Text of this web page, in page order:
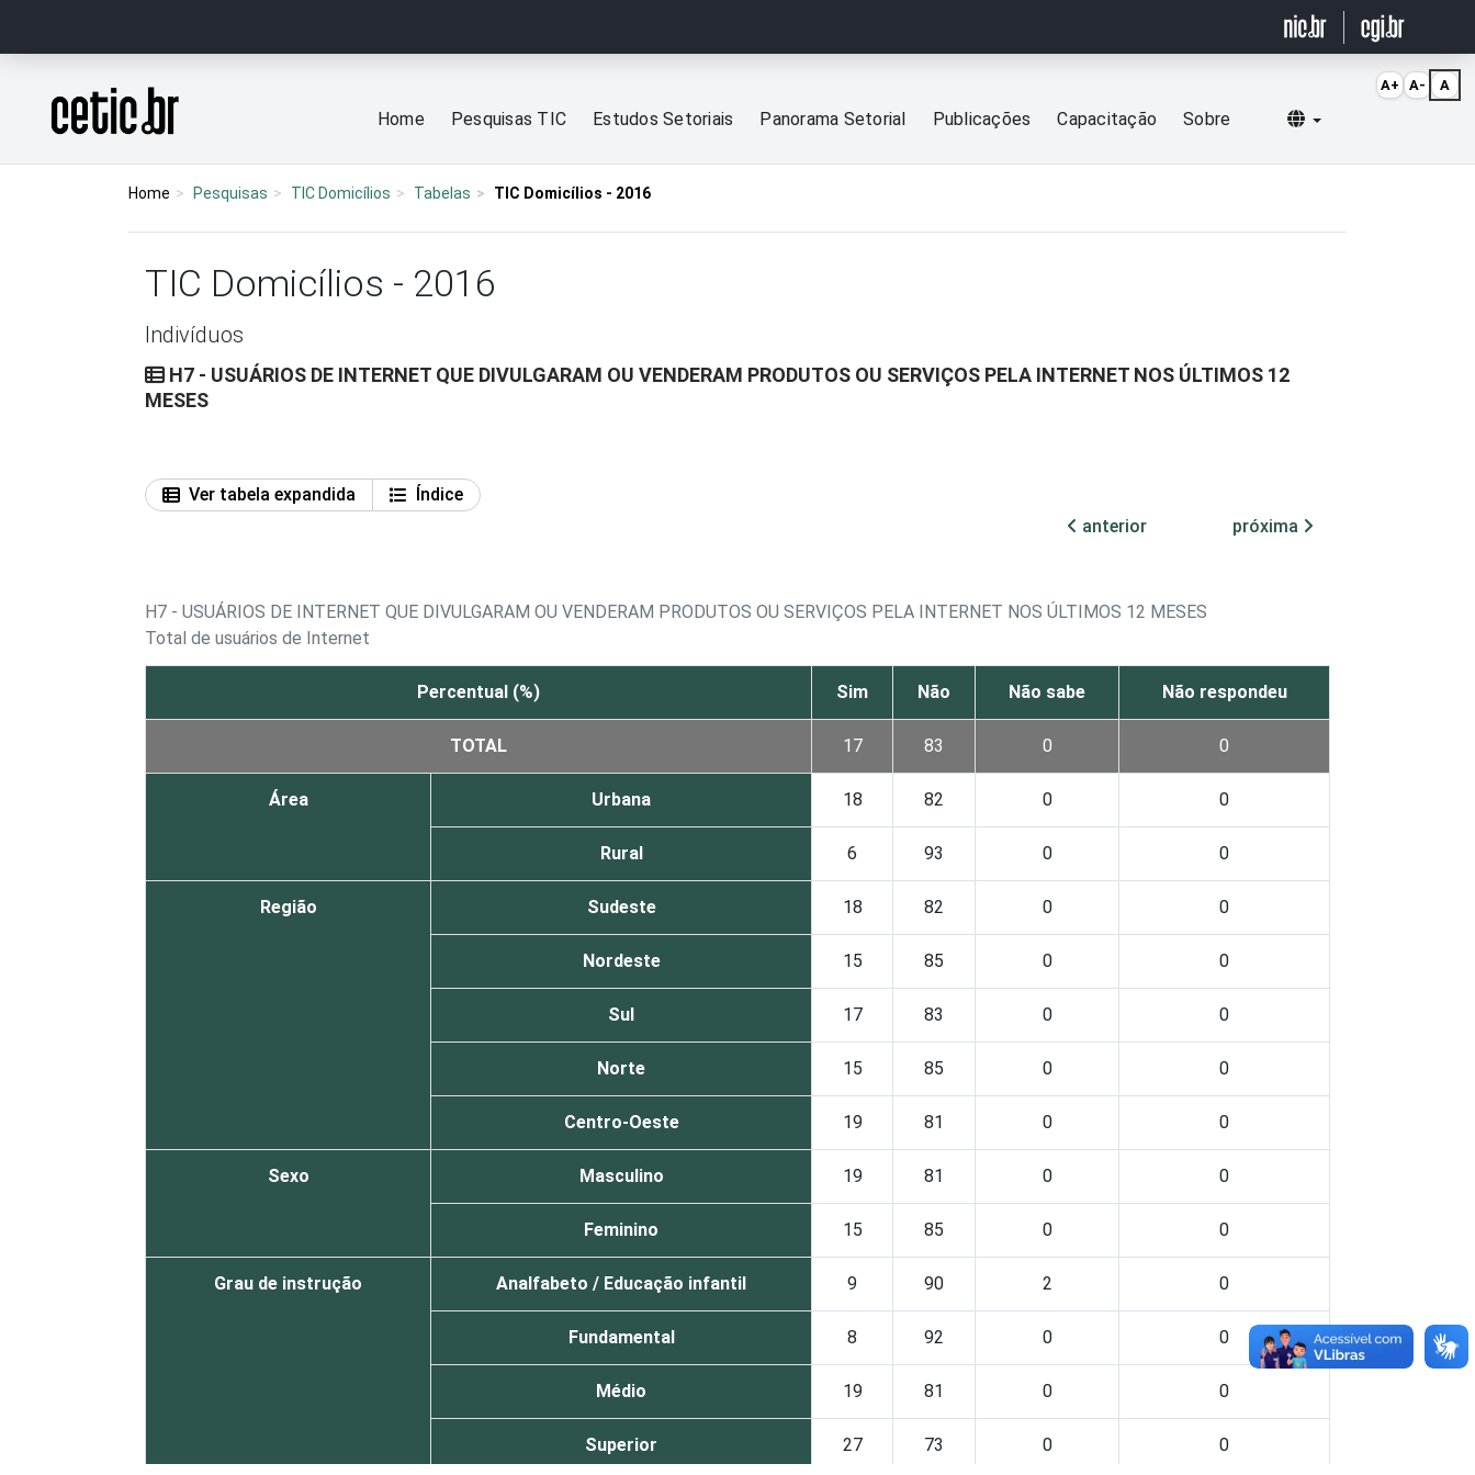
Página inicial
Home Pesquisas TIC Estudos Setoriais Panorama Setorial Publicações Capacitação Sobre Selecionar idioma
Home Pesquisas TIC Domicílios Tabelas TIC Domicílios - 2016
TIC Domicílios - 2016
Indivíduos
H7 - USUÁRIOS DE INTERNET QUE DIVULGARAM OU VENDERAM PRODUTOS OU SERVIÇOS PELA INTERNET NOS ÚLTIMOS 12
MESES
Ver tabela expandida
Índice
anterior
próxima
H7 - USUÁRIOS DE INTERNET QUE DIVULGARAM OU VENDERAM PRODUTOS OU SERVIÇOS PELA INTERNET NOS ÚLTIMOS 12 MESES
Total de usuários de Internet
Percentual (%) Sim Não Não sabe Não respondeu
TOTAL 17 83 0 0
Área Urbana 18 82 0 0
Rural 6 93 0 0
Região Sudeste 18 82 0 0
Nordeste 15 85 0 0
Sul 17 83 0 0
Norte 15 85 0 0
Centro-Oeste 19 81 0 0
Sexo Masculino 19 81 0 0
Feminino 15 85 0 0
Grau de instrução Analfabeto / Educação infantil 9 90 2 0
Fundamental 8 92 0 0
Médio 19 81 0 0
Superior 27 73 0 0
A+ A- A